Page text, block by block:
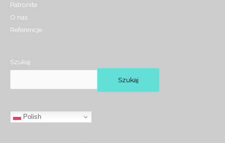
Patronite
O nas
Referencje
Szukaj
Szukaj
Polish